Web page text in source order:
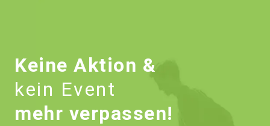
Keine Aktion &
kein Event
mehr verpassen!